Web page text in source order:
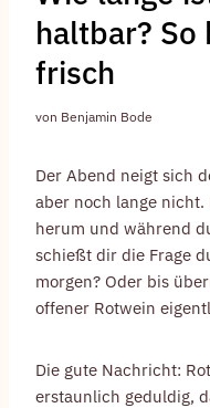
haltbar?
frisch
von Benjamin Bode
Der Abend neigt sich
aber noch lange
herum und während
schießt dir die Frage
morgen? Oder bis
offener Rotwein
Die gute Nachricht:
erstaunlich geduldig,